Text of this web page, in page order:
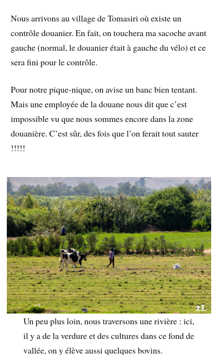
Nous arrivons au village de Tomasiri où existe un
contrôle douanier. En fait, on touchera ma sacoche avant
gauche (normal, le douanier était à gauche du vélo) et ce
sera fini pour le contrôle.
Pour notre pique-nique, on avise un banc bien tentant.
Mais une employée de la douane nous dit que c’est
impossible vu que nous sommes encore dans la zone
douanière. C’est sûr, des fois que l’on ferait tout sauter
!!!!!
Un peu plus loin, nous traversons une rivière : ici,
il y a de la verdure et des cultures dans ce fond de
vallée, on y élève aussi quelques bovins.